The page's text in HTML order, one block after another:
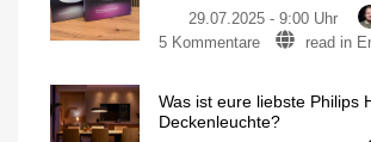
29.07.2025 - 9:00 Uhr
5 Kommentarezu
Devote
und
read in
Was ist eure liebste Philips
Deckenleuchte?